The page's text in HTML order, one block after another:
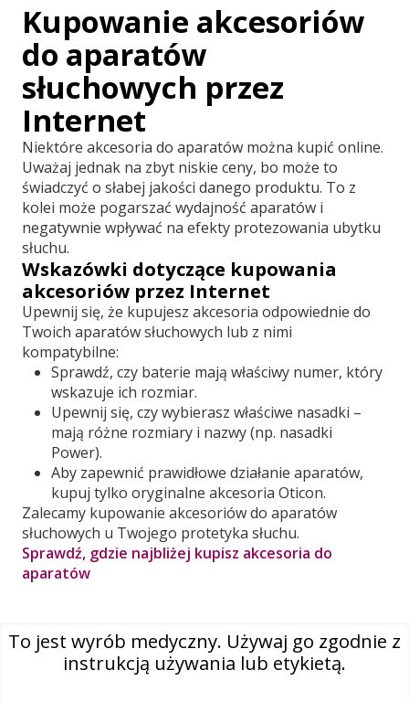
Kupowanie akcesoriów
do aparatów
słuchowych przez
Internet
Niektóre akcesoria do aparatów można kupić online.
Uważaj jednak na zbyt niskie ceny, bo może to
świadczyć o słabej jakości danego produktu. To z
kolei może pogarszać wydajność aparatów i
negatywnie wpływać na efekty protezowania ubytku
słuchu.
Wskazówki dotyczące kupowania
akcesoriów przez Internet
Upewnij się, że kupujesz akcesoria odpowiednie do
Twoich aparatów słuchowych lub z nimi
kompatybilne:
Sprawdź, czy baterie mają właściwy numer, który
wskazuje ich rozmiar.
Upewnij się, czy wybierasz właściwe nasadki –
mają różne rozmiary i nazwy (np. nasadki
Power).
Aby zapewnić prawidłowe działanie aparatów,
kupuj tylko oryginalne akcesoria Oticon.
Zalecamy kupowanie akcesoriów do aparatów
słuchowych u Twojego protetyka słuchu.
Sprawdź, gdzie najbliżej kupisz akcesoria do
aparatów
To jest wyrób medyczny. Używaj go zgodnie z
instrukcją używania lub etykietą.